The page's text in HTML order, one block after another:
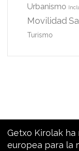
Urbanismo
Movilidad
Turismo
Getxo Kirolak
europea para la